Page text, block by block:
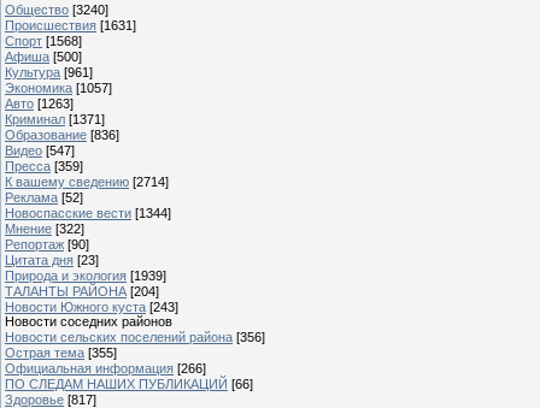
Общество [3240]
Происшествия [1631]
Спорт [1568]
Афиша [500]
Культура [961]
Экономика [1057]
Авто [1263]
Криминал [1371]
Образование [836]
Видео [547]
Пресса [359]
К вашему сведению [2714]
Реклама [52]
Новоспасские вести [1344]
Мнение [322]
Репортаж [90]
Цитата дня [23]
Природа и экология [1939]
ТАЛАНТЫ РАЙОНА [204]
Новости Южного куста [243]
Новости соседних районов
Новости сельских поселений района [356]
Острая тема [355]
Официальная информация [266]
ПО СЛЕДАМ НАШИХ ПУБЛИКАЦИЙ [66]
Здоровье [817]